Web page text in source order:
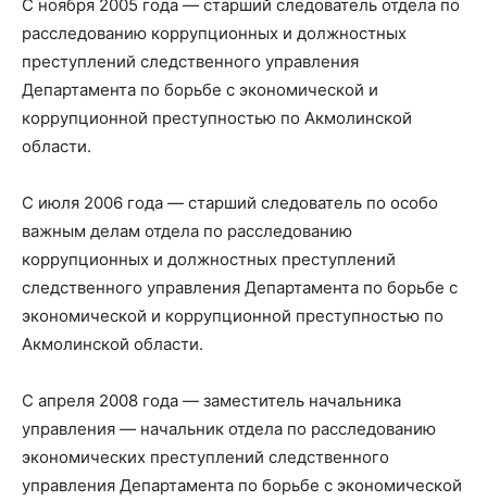
С ноября 2005 года — старший следователь отдела по
расследованию коррупционных и должностных
преступлений следственного управления
Департамента по борьбе с экономической и
коррупционной преступностью по Акмолинской
области.
С июля 2006 года — старший следователь по особо
важным делам отдела по расследованию
коррупционных и должностных преступлений
следственного управления Департамента по борьбе с
экономической и коррупционной преступностью по
Акмолинской области.
С апреля 2008 года — заместитель начальника
управления — начальник отдела по расследованию
экономических преступлений следственного
управления Департамента по борьбе с экономической